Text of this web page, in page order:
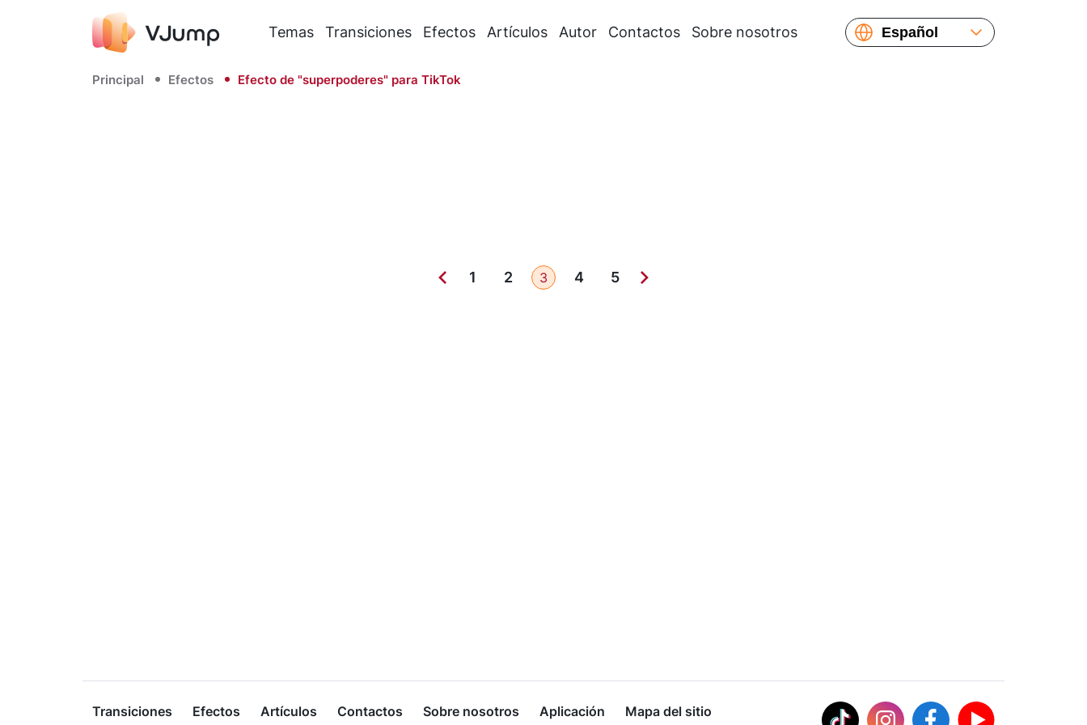
Temas Transiciones Efectos Artículos Autor Contactos Sobre nosotros
Español
Principal Efectos Efecto de "superpoderes" para TikTok
1 2 3 4 5
Transiciones Efectos Artículos Contactos Sobre nosotros Aplicación Mapa del sitio